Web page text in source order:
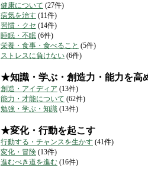
健康について (27件)
病気を治す (11件)
習慣・クセ (14件)
睡眠・不眠 (6件)
栄養・食事・食べること (5件)
ストレスに負けない (6件)
★知識・学ぶ・創造力・能力を高
創造・アイディア (13件)
能力・才能について (62件)
勉強・学ぶ・知識 (13件)
★変化・行動を起こす
行動する・チャンスを生かす (41件)
変化・冒険 (13件)
進むべき道を進む (16件)